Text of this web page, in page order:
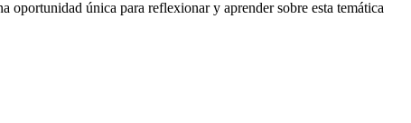
única para reflexionar y aprender sobre esta temática